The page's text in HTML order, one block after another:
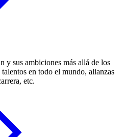
y sus ambiciones más allá de los
en todo el mundo, alianzas
etc.